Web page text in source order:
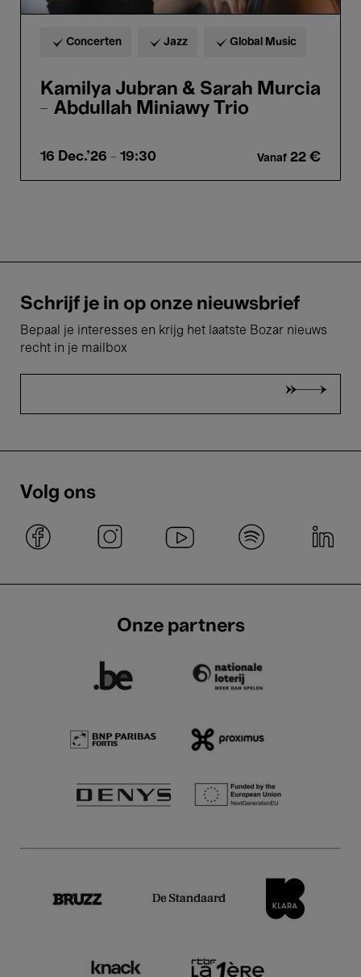
Concerten Jazz Global Music
Kamilya Jubran & Sarah Murcia
– Abdullah Miniawy Trio
16 Dec.'26 - 19:30 Vanaf 22 €
Schrijf je in op onze nieuwsbrief
Bepaal je interesses en krijg het laatste Bozar nieuws
recht in je mailbox
Volg ons
Onze partners